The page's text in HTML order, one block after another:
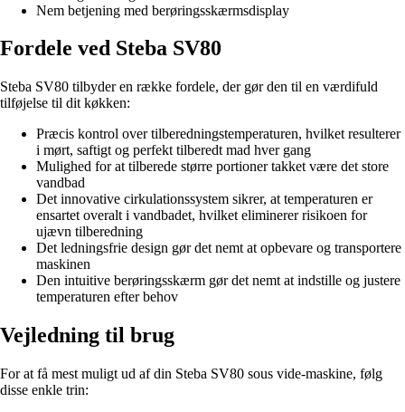
Nem betjening med berøringsskærmsdisplay
Fordele ved Steba SV80
Steba SV80 tilbyder en række fordele, der gør den til en værdifuld
tilføjelse til dit køkken:
Præcis kontrol over tilberedningstemperaturen, hvilket resulterer
i mørt, saftigt og perfekt tilberedt mad hver gang
Mulighed for at tilberede større portioner takket være det store
vandbad
Det innovative cirkulationssystem sikrer, at temperaturen er
ensartet overalt i vandbadet, hvilket eliminerer risikoen for
ujævn tilberedning
Det ledningsfrie design gør det nemt at opbevare og transportere
maskinen
Den intuitive berøringsskærm gør det nemt at indstille og justere
temperaturen efter behov
Vejledning til brug
For at få mest muligt ud af din Steba SV80 sous vide-maskine, følg
disse enkle trin: